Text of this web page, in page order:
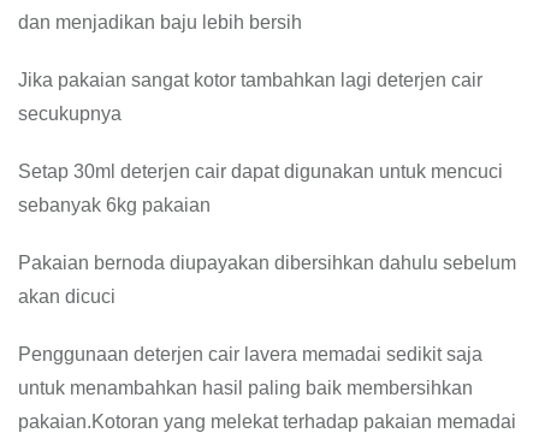
dan menjadikan baju lebih bersih
Jika pakaian sangat kotor tambahkan lagi deterjen cair
secukupnya
Setap 30ml deterjen cair dapat digunakan untuk mencuci
sebanyak 6kg pakaian
Pakaian bernoda diupayakan dibersihkan dahulu sebelum
akan dicuci
Penggunaan deterjen cair lavera memadai sedikit saja
untuk menambahkan hasil paling baik membersihkan
pakaian.Kotoran yang melekat terhadap pakaian memadai